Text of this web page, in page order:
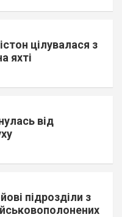
цілувалася з
яхті
від
підрозділи з